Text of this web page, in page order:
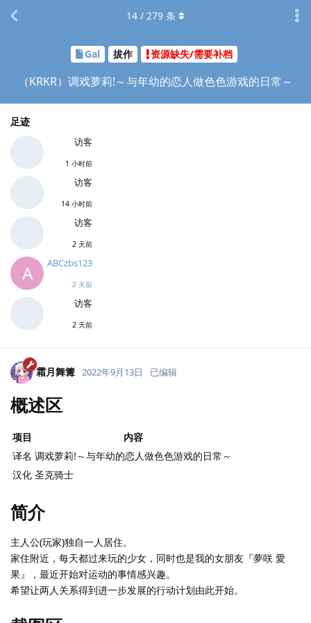
Gal 拔作 资源缺失/需要补档
（KRKR）调戏萝莉!～与年幼的恋人做色色游戏的日常～
足迹
访客
1 小时前
访客
14 小时前
访客
2 天前
A ABCzbs123
2 天前
访客
2 天前
14 / 279 条
霜月舞篝 2022年9月13日 已编辑
概述区
项目
内容
译名 调戏萝莉!～与年幼的恋人做色色游戏的日常～
汉化 圣克骑士
简介
主人公(玩家)独自一人居住。
家住附近，每天都过来玩的少女，同时也是我的女朋友『夢咲 愛
果』，最近开始对运动的事情感兴趣。
希望让两人关系得到进一步发展的行动计划由此开始。